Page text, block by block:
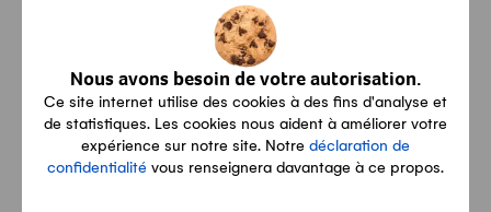
Nous avons besoin de votre autorisation.
Ce site internet utilise des cookies à des fins d'analyse et
de statistiques. Les cookies nous aident à améliorer votre
expérience sur notre site. Notre déclaration de
confidentialité vous renseignera davantage à ce propos.
Contact
Nous sommes là pour vous du lundi au
vendredi